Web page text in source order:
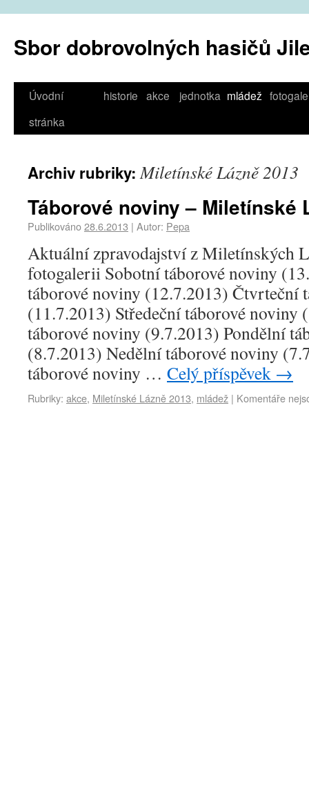
Sbor dobrovolných hasičů
Úvodní
stránka
historie akce jednotka mládež
Archiv rubriky:Miletínské Lázně 2013
Táborové noviny – Miletínské
Publikováno28.6.2013 | Autor: Pepa
Aktuální zpravodajství z Miletínských
fotogalerii Sobotní táborové noviny
táborové noviny (12.7.2013) Čtvrteční
(11.7.2013) Středeční táborové noviny
táborové noviny (9.7.2013) Pondělní
(8.7.2013) Nedělní táborové noviny
táborové noviny … Celý příspěvek →
Rubriky: akce, Miletínské Lázně 2013, mládež | Komentáře